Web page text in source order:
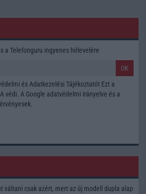
a Telefonguru ingyenes hírlevelére
OK
és Adatkezelési Tájékoztatót Ezt a
védi. A Google adatvédelmi irányelve és a
érvényesek.
váltani csak azért, mert az új modell dupla alap